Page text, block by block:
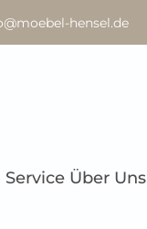
hensel.de
Service Über Uns